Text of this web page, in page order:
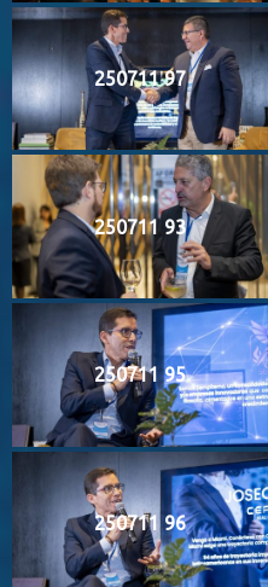
250711 97
250711 93
250711 95
250711 96